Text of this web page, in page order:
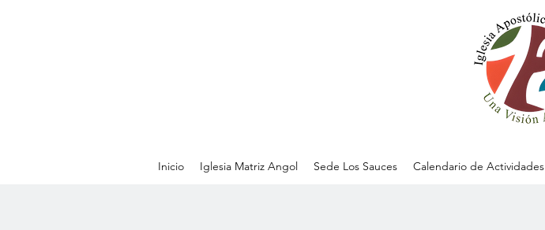
Inicio Iglesia Matriz Angol Sede Los Sauces Calendario de Actividades